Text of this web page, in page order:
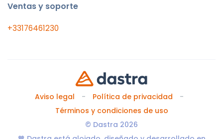
Ventas y soporte
+33176461230
Aviso legal
Política de privacidad
Términos y condiciones de uso
© Dastra 2026